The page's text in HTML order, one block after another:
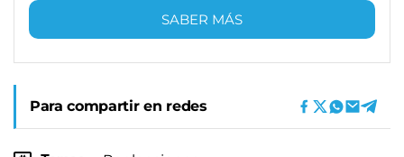
SABER MÁS
Para compartir en redes